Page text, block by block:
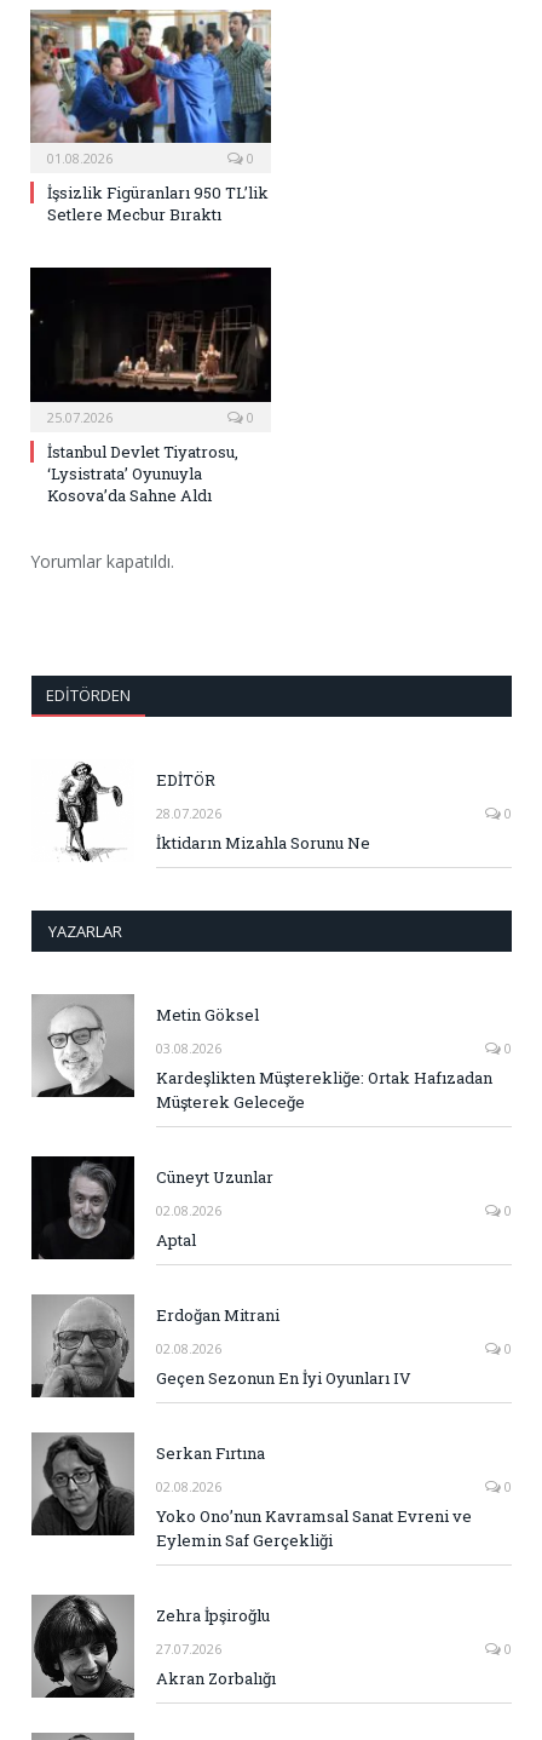
01.08.2026 0
İşsizlik Figüranları 950 TL’lik
Setlere Mecbur Bıraktı
25.07.2026 0
İstanbul Devlet Tiyatrosu,
‘Lysistrata’ Oyunuyla
Kosova’da Sahne Aldı
Yorumlar kapatıldı.
EDITÖRDEN
EDİTÖR
28.07.2026 0
İktidarın Mizahla Sorunu Ne
YAZARLAR
Metin Göksel
03.08.2026 0
Kardeşlikten Müşterekliğe: Ortak Hafızadan
Müşterek Geleceğe
Cüneyt Uzunlar
02.08.2026 0
Aptal
Erdoğan Mitrani
02.08.2026 0
Geçen Sezonun En İyi Oyunları IV
Serkan Fırtına
02.08.2026 0
Yoko Ono’nun Kavramsal Sanat Evreni ve
Eylemin Saf Gerçekliği
Zehra İpşiroğlu
27.07.2026 0
Akran Zorbalığı